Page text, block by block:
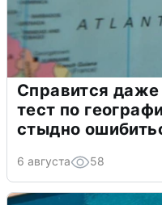
Справится
тест по
стыдно
6 августа 58